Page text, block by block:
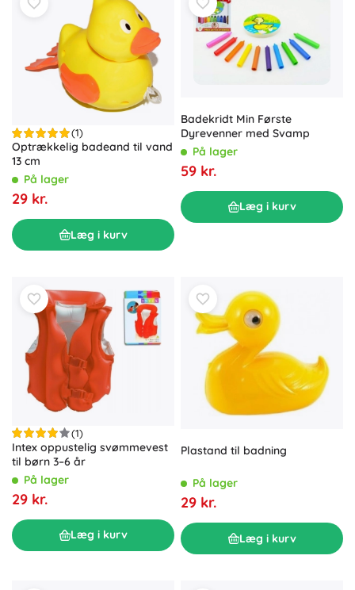
(1)
Optrækkelig badeand til vand
13 cm
På lager
29 kr.
Læg i kurv
Badekridt Min Første
Dyrevenner med Svamp
På lager
59 kr.
Læg i kurv
(1)
Intex oppustelig svømmevest
til børn 3–6 år
På lager
29 kr.
Læg i kurv
Plastand til badning
På lager
29 kr.
Læg i kurv